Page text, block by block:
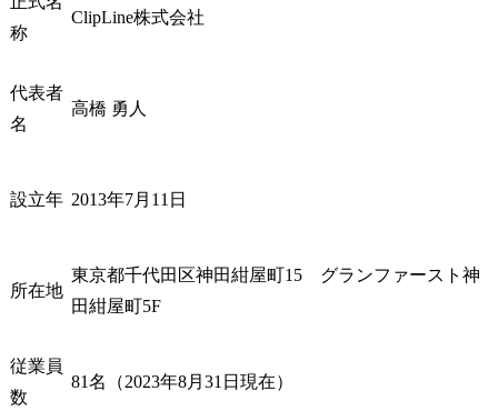
称
ClipLine株式会社
代表者
名
高橋 勇人
設立年 2013年7月11日
所在地
東京都千代田区神田紺屋町15　グランファースト神
田紺屋町5F
従業員
数
81名（2023年8月31日現在）